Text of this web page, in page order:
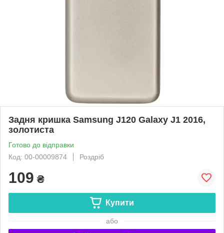
Задня кришка Samsung J120 Galaxy J1 2016,
золотиста
Готово до відправки
Код: 00-00009874
Роздріб
109 ₴
Купити
або